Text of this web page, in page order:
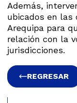
Además,
ubicados en las
Arequipa para
relación con la
jurisdicciones.
REGRESAR